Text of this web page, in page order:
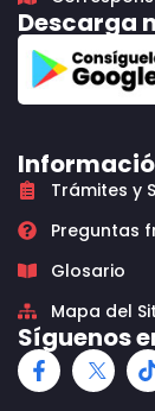
Descarga
Trámites y
Preguntas
Glosario
Mapa del
Síguenos